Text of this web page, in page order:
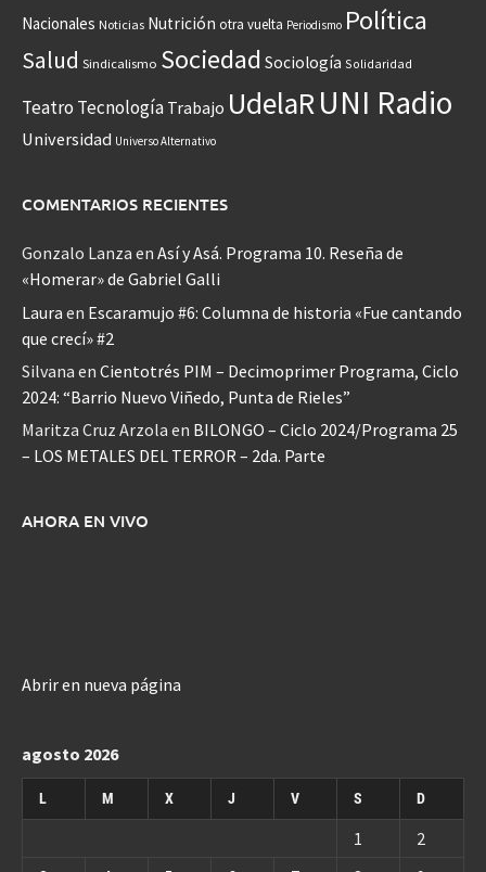
Nacionales Noticias Nutrición otra vuelta Periodismo Política
Salud Sindicalismo Sociedad Sociología Solidaridad
Teatro Tecnología Trabajo UdelaRUNI Radio
Universidad Universo Alternativo
COMENTARIOS RECIENTES
Gonzalo Lanza en Así y Asá. Programa 10. Reseña de
«Homerar» de Gabriel Galli
Laura en Escaramujo #6: Columna de historia «Fue cantando
que crecí» #2
Silvana en Cientotrés PIM – Decimoprimer Programa, Ciclo
2024: “Barrio Nuevo Viñedo, Punta de Rieles”
Maritza Cruz Arzola en BILONGO – Ciclo 2024/Programa 25
– LOS METALES DEL TERROR – 2da. Parte
AHORA EN VIVO
Abrir en nueva página
agosto 2026
L M X J V S D
1
2